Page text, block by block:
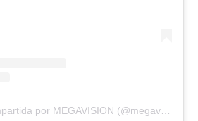
Una publicación compartida por MEGAVISION (@megavision.ve)